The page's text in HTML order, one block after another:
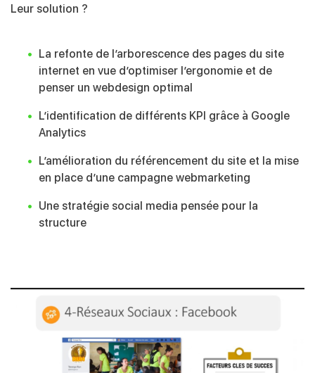
Leur solution ?
La refonte de l’arborescence des pages du site
internet en vue d’optimiser l’ergonomie et de
penser un webdesign optimal
L’identification de différents KPI grâce à Google
Analytics
L’amélioration du référencement du site et la mise
en place d’une campagne webmarketing
Une stratégie social media pensée pour la
structure